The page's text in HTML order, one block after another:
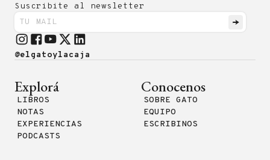
Suscribite al newsletter
@elgatoylacaja
Explorá
LIBROS
NOTAS
EXPERIENCIAS
PODCASTS
Conocenos
SOBRE GATO
EQUIPO
ESCRIBINOS